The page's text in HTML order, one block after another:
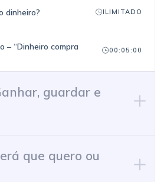
dinheiro? ILIMITADO
– “Dinheiro compra 00:05:00
guardar e
que quero ou